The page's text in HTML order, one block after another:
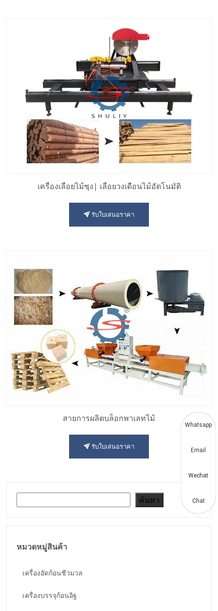
ค้นหา
หมวดหมู่สินค้า
เครื่องอัดก้อนชีวมวล
เครื่องบรรจุก้อนอิฐ
เครื่องเลื่อยไม้ซุง| เลื่อยวงเดือนไม้อัตโนมัติ
รับใบเสนอราคา
สายการผลิตบล็อกพาเลทไม้
รับใบเสนอราคา
Whatsapp
Email
Wechat
Chat